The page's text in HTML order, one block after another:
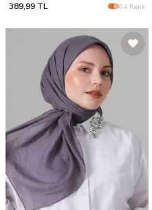
389,99 TL 64 Renk